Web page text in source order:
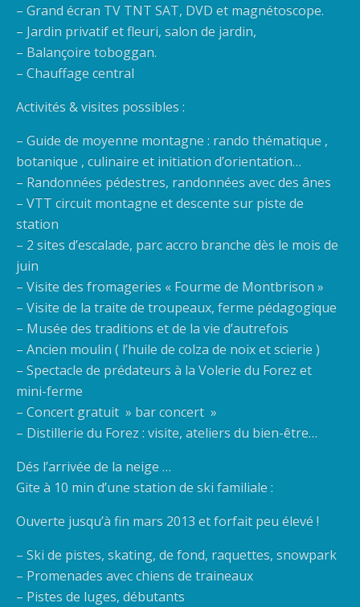
– Grand écran TV TNT SAT, DVD et magnétoscope.
– Jardin privatif et fleuri, salon de jardin,
– Balançoire toboggan.
– Chauffage central
Activités & visites possibles :
– Guide de moyenne montagne : rando thématique ,
botanique , culinaire et initiation d’orientation…
– Randonnées pédestres, randonnées avec des ânes
– VTT circuit montagne et descente sur piste de
station
– 2 sites d’escalade, parc accro branche dès le mois de
juin
– Visite des fromageries « Fourme de Montbrison »
– Visite de la traite de troupeaux, ferme pédagogique
– Musée des traditions et de la vie d’autrefois
– Ancien moulin ( l’huile de colza de noix et scierie )
– Spectacle de prédateurs à la Volerie du Forez et
mini-ferme
– Concert gratuit » bar concert »
– Distillerie du Forez : visite, ateliers du bien-être…
Dés l’arrivée de la neige …
Gite à 10 min d’une station de ski familiale :
Ouverte jusqu’à fin mars 2013 et forfait peu élevé !
– Ski de pistes, skating, de fond, raquettes, snowpark
– Promenades avec chiens de traineaux
– Pistes de luges, débutants